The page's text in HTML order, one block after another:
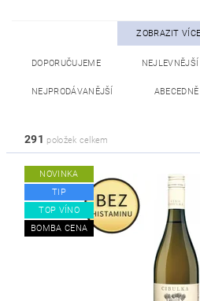
ZOBRAZIT VÍCE
DOPORUČUJEME NEJLEVNĚJŠÍ
NEJPRODÁVANĚJŠÍ ABECEDNĚ
291 položek celkem
NOVINKA
TIP
TOP VÍNO
BOMBA CENA